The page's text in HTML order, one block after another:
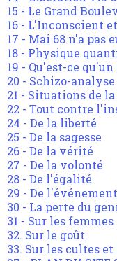
15 - Le Grand
16 - L'Inconscient
17 - Mai 68 n'a pas
18 - Physique
19 - Qu'est-ce
20 - Schizo-
21 - Situations de
22 - Tout contre
24 - De la liberté
25 - De la sagesse
26 - De la vérité
27 - De la volonté
28 - De l'égalité
29 - De l'événement
30 - La perte du
31 - Sur les femmes
32. Sur le goût
33. Sur les cultes